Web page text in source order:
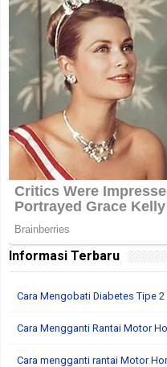
Informasi Terbaru
Cara Mengobati Diabetes Tipe
Cara Mengganti Rantai Motor
Cara mengganti rantai Motor